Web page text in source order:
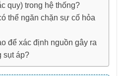
quy) trong hệ thống?
thể ngăn chặn sự cố hỏa
để xác định nguồn gây ra
sụt áp?